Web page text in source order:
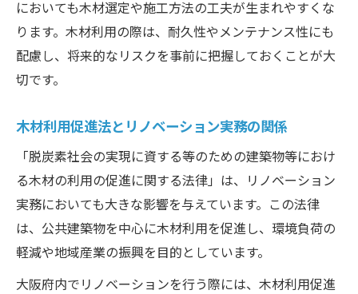
においても木材選定や施工方法の工夫が生まれやすくな
ります。木材利用の際は、耐久性やメンテナンス性にも
配慮し、将来的なリスクを事前に把握しておくことが大
切です。
木材利用促進法とリノベーション実務の関係
「脱炭素社会の実現に資する等のための建築物等におけ
る木材の利用の促進に関する法律」は、リノベーション
実務においても大きな影響を与えています。この法律
は、公共建築物を中心に木材利用を促進し、環境負荷の
軽減や地域産業の振興を目的としています。
大阪府内でリノベーションを行う際には、木材利用促進